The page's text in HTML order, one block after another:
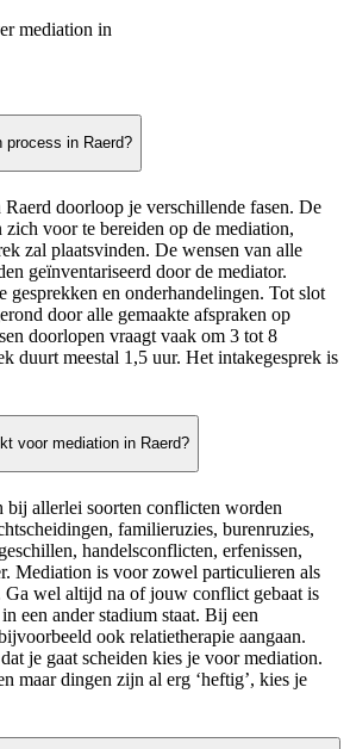
mediation in
process in Raerd?
doorloop je verschillende fasen. De
voor te bereiden op de mediation,
zal plaatsvinden. De wensen van alle
geïnventariseerd door de mediator.
gesprekken en onderhandelingen. Tot slot
door alle gemaakte afspraken op
doorlopen vraagt vaak om 3 tot 8
duurt meestal 1,5 uur. Het intakegesprek is
voor mediation in Raerd?
bij allerlei soorten conflicten worden
familieruzies, burenruzies,
handelsconflicten, erfenissen,
Mediation is voor zowel particulieren als
Ga wel altijd na of jouw conflict gebaat is
een ander stadium staat. Bij een
ook relatietherapie aangaan.
je gaat scheiden kies je voor mediation.
maar dingen zijn al erg ‘heftig’, kies je